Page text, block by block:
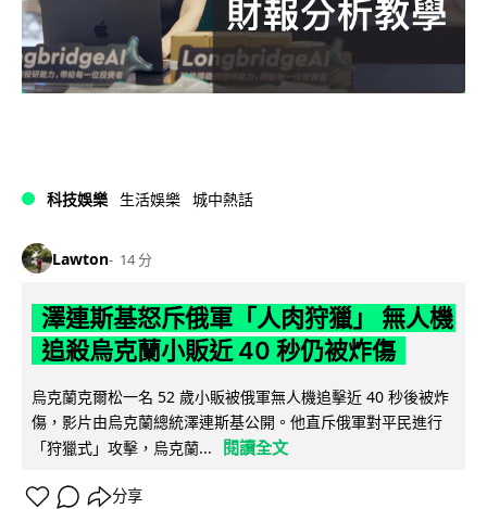
科技娛樂 生活娛樂 城中熱話
Lawton 14 分
澤連斯基怒斥俄軍「人肉狩獵」 無人機
追殺烏克蘭小販近 40 秒仍被炸傷
烏克蘭克爾松一名 52 歲小販被俄軍無人機追擊近 40 秒後被炸
傷，影片由烏克蘭總統澤連斯基公開。他直斥俄軍對平民進行
「狩獵式」攻擊，烏克蘭...
閱讀全文
分享